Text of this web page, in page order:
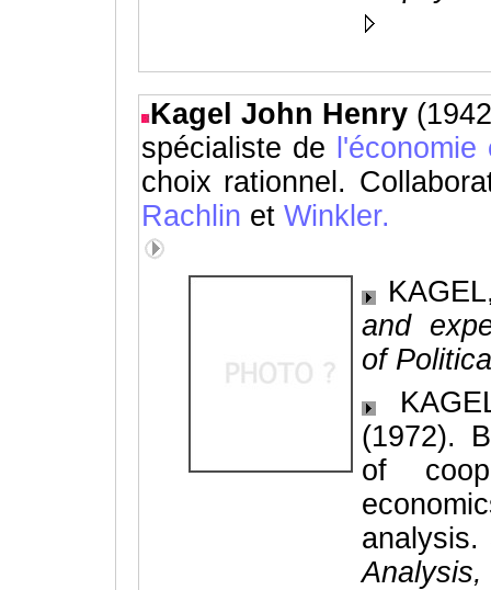
Kagel John Henry
spécialiste de
choix rationnel.
Rachlin et Winkler.
and
of
(1972).
of
analysis.
Analysis,